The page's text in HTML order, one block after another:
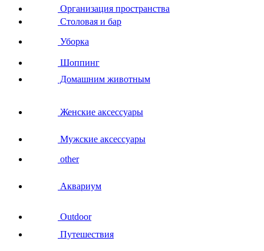
Организация пространства
Столовая и бар
Уборка
Шоппинг
Домашним животным
Женские аксессуары
Мужские аксессуары
other
Аквариум
Outdoor
Путешествия